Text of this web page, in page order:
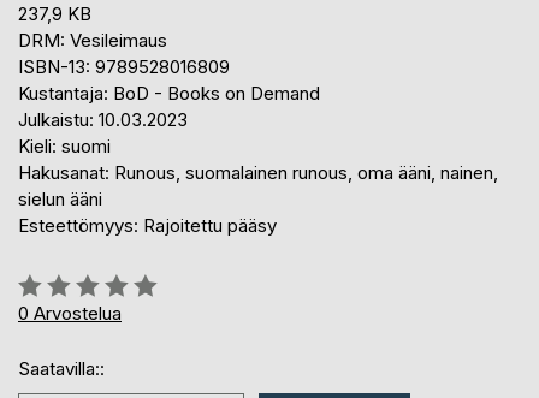
237,9 KB
DRM: Vesileimaus
ISBN-13: 9789528016809
Kustantaja: BoD - Books on Demand
Julkaistu: 10.03.2023
Kieli: suomi
Hakusanat: Runous, suomalainen runous, oma ääni, nainen,
sielun ääni
Esteettömyys: Rajoitettu pääsy
Arvostelu::
0%
0 Arvostelua
Saatavilla::